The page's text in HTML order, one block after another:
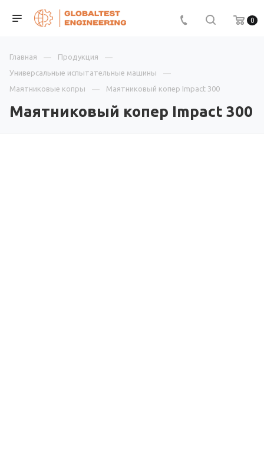
0
Главная
Продукция
Универсальные испытательные машины
Маятниковые копры
Маятниковый копер Impact 300
Маятниковый копер Impact 300